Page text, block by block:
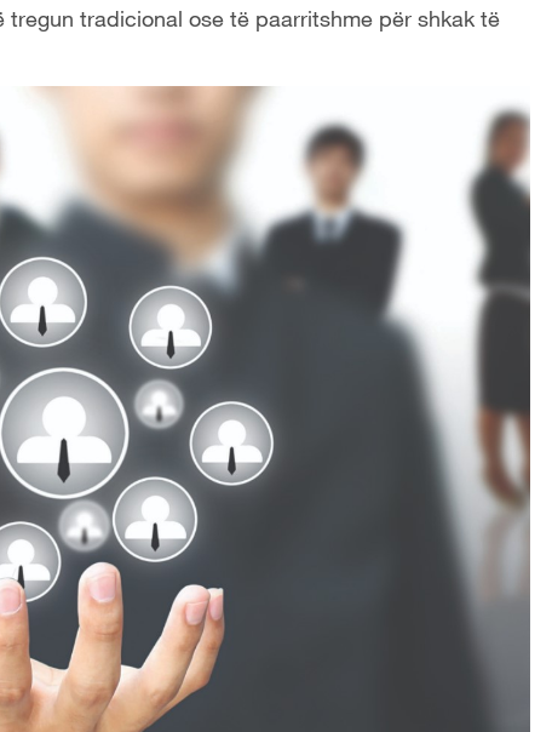
tradicional ose të paarritshme për shkak të